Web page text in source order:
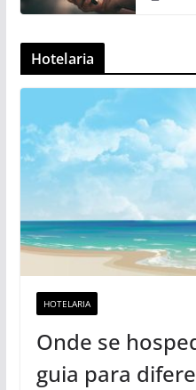
Hotelaria
HOTELARIA
Onde se
guia para